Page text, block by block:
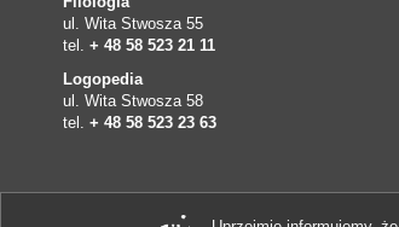
ul. Wita Stwosza 55
tel. + 48 58 523 21 11
Logopedia
ul. Wita Stwosza 58
tel. + 48 58 523 23 63